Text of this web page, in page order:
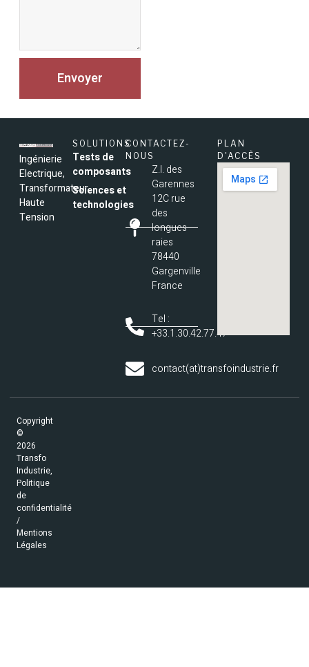
Envoyer
Ingénierie
Electrique,
Transformateur
Haute
Tension
SOLUTIONS
Tests de
composants
Sciences et
technologies
CONTACTEZ-
NOUS
Z.I. des
Garennes
12C rue
des
longues
raies
78440
Gargenville
France
Tel :
+33.1.30.42.77.47
contact(at)transfoindustrie.fr
PLAN
D'ACCÈS
Copyright
©
2026
Transfo
Industrie,
Politique
de
confidentialité
/
Mentions
Légales